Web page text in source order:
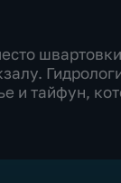
и тайфун,